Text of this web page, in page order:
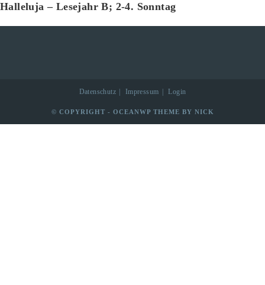
Halleluja – Lesejahr B; 2-4. Sonntag
Datenschutz Impressum Login
© COPYRIGHT - OCEANWP THEME BY NICK